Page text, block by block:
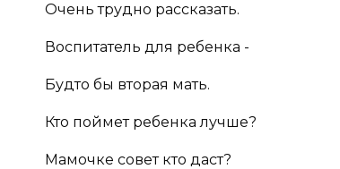
Очень трудно рассказать.
Воспитатель для ребенка -
Будто бы вторая мать.
Кто поймет ребенка лучше?
Мамочке совет кто даст?